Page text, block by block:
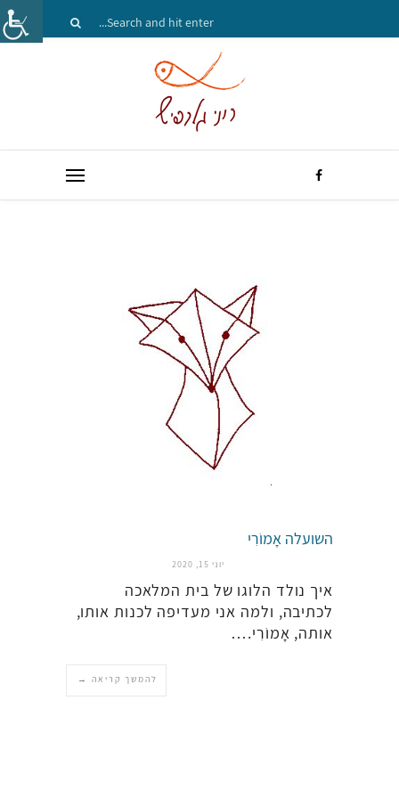
השועלה אָמוֹרִי
יוני 15, 2020
איך נולד הלוגו של בית המלאכה
לכתיבה, ולמה אני מעדיפה לכנות אותו,
אותה, אָמוֹרִי.…
להמשך קריאה →